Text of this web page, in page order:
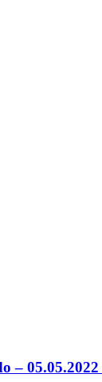
–